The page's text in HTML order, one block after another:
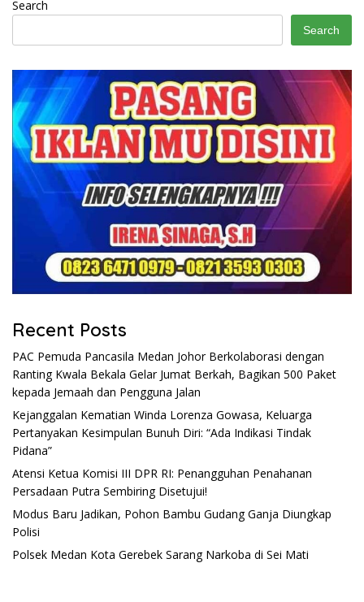
Search
Search
Recent Posts
PAC Pemuda Pancasila Medan Johor Berkolaborasi dengan
Ranting Kwala Bekala Gelar Jumat Berkah, Bagikan 500 Paket
kepada Jemaah dan Pengguna Jalan
Kejanggalan Kematian Winda Lorenza Gowasa, Keluarga
Pertanyakan Kesimpulan Bunuh Diri: “Ada Indikasi Tindak
Pidana”
Atensi Ketua Komisi III DPR RI: Penangguhan Penahanan
Persadaan Putra Sembiring Disetujui!
Modus Baru Jadikan, Pohon Bambu Gudang Ganja Diungkap
Polisi
Polsek Medan Kota Gerebek Sarang Narkoba di Sei Mati